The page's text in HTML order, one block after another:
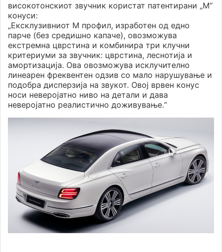
високотонскиот звучник користат патентирани „M“
конуси:
„Ексклузивниот M профил, изработен од едно
парче (без средишно капаче), овозможува
екстремна цврстина и комбинира три клучни
критериуми за звучник: цврстина, леснотија и
амортизација. Ова овозможува исклучително
линеарен фреквентен одзив со мало нарушување и
подобра дисперзија на звукот. Овој врвен конус
носи неверојатно ниво на детали и дава
неверојатно реалистично доживување.“